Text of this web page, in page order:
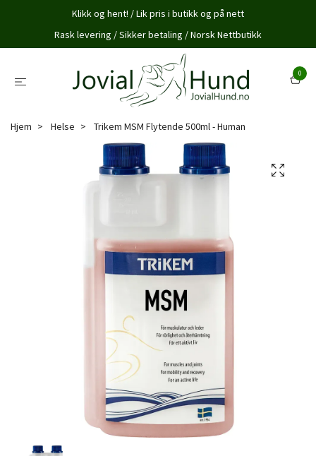
Klikk og hent! / Lik pris i butikk og på nett
Rask levering / Sikker betaling / Norsk Nettbutikk
0
Hjem Helse Trikem MSM Flytende 500ml - Human